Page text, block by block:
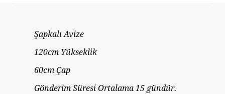
Şapkalı Avize
120cm Yükseklik
60cm Çap
Gönderim Süresi Ortalama 15 gündür.